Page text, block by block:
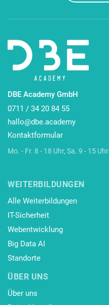
DBE Academy GmbH
0711 / 34 20 84 55
hallo@dbe.academy
Kontaktformular
Mo. - Fr. 8 - 18 Uhr, Sa. 9 - 15 Uhr
WEITERBILDUNGEN
Alle Weiterbildungen
IT-Sicherheit
Webentwicklung
Big Data AI
Standorte
ÜBER UNS
Über uns